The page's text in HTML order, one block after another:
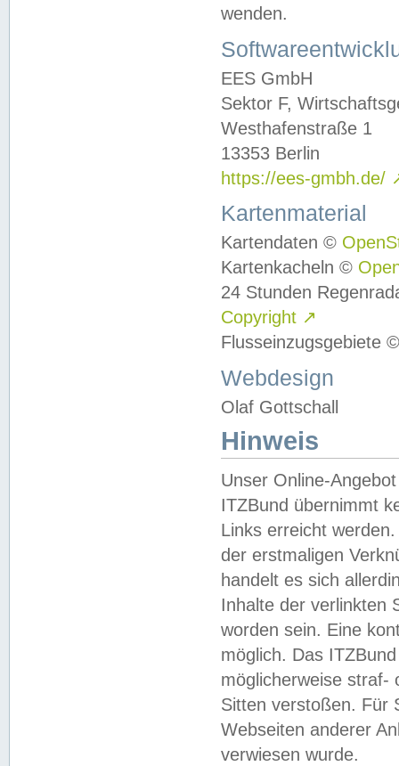
wenden.
EES GmbH
Sektor F,
Westhafenstraße 1
13353 Berlin
https://ees-gmbh.de/
Kartenmaterial
Kartendaten ©
Kartenkacheln ©
24 Stunden
Copyright ↗
Flusseinzugsgebiete
Webdesign
Olaf Gottschall
Hinweis
Unser Online-
ITZBund übernimmt
Links erreicht
der erstmaligen
handelt es sich
Inhalte der verlinkten
worden sein. Eine
möglich. Das
möglicherweise straf-
Sitten verstoßen. Für
Webseiten anderer
verwiesen wurde.